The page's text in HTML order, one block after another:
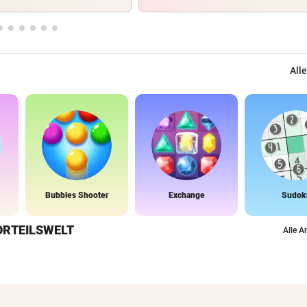
Bubbles Shooter Exchange
Alle